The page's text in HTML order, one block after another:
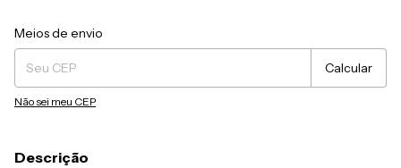
Entregas para o CEP:
Meios de envio
Calcular
Não sei meu CEP
Descrição